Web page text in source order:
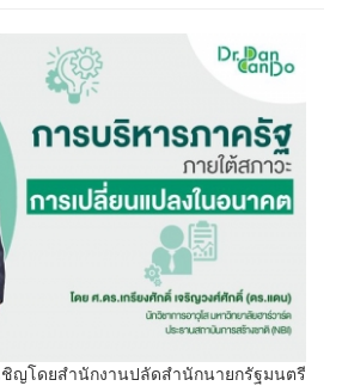
ชิญโดยสำนักงานปลัดสำนักนายกรัฐมนตรี